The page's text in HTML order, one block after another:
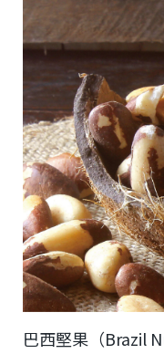
巴西堅果（Brazil